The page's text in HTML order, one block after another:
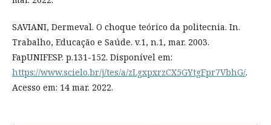
SAVIANI, Dermeval. O choque teórico da politecnia. In.
Trabalho, Educação e Saúde. v.1, n.1, mar. 2003.
FapUNIFESP. p.131-152. Disponível em:
https://www.scielo.br/j/tes/a/zLgxpxrzCX5GYtgFpr7VbhG/.
Acesso em: 14 mar. 2022.